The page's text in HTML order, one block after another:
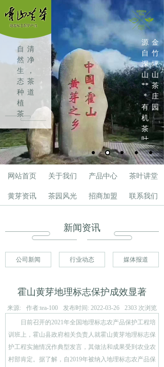
自
然
生
态
种
植
茶
清
净
，
茶
道
金
竹
坪
山
茶
庄
园
源
自
深
山
**
*
有
机
茶
叶
新闻资讯
行业动态
公司新闻 媒体报道
霍山黄芽地理标志保护成效显著
来源: 作者:tea-100 发布时间: 2022-03-26 2303 次浏览
日前召开的2021年全国地理标志农产品保护工程培
训班上，霍山县政府相关负责人就霍山黄芽地理标志保
护工程实施情况作典型发言，其做法和成果受到农业农
村部肯定。据了解，自2019年被纳入地理标志农产品保
网站首页 关于我们 产品中心 茶叶讲堂
黄芽资讯 茶园风光 招商加盟 联系我们